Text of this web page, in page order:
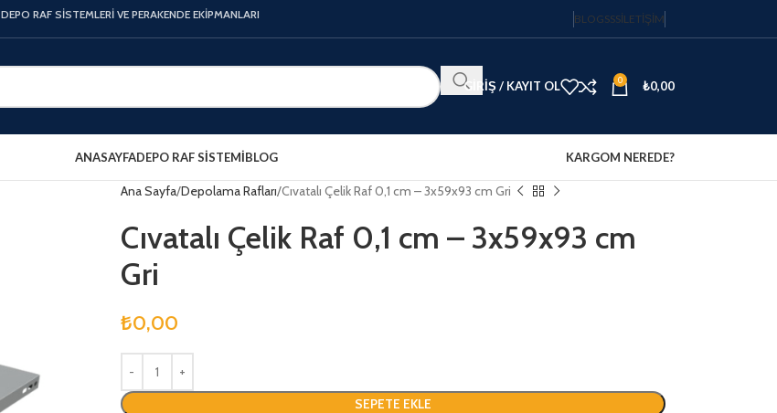
DEPO RAF SİSTEMLERİ VE PERAKENDE EKİPMANLARI BLOGSSSİLETIŞIM
GIRIŞ / KAYIT OL 0 ₺0,00
ANASAYFADEPO RAF SISTEMIBLOG KARGOM NEREDE?
Ana Sayfa Depolama Rafları Cıvatalı Çelik Raf 0,1 cm – 3x59x93 cm Gri
Cıvatalı Çelik Raf 0,1 cm – 3x59x93 cm
Gri
₺0,00
SEPETE EKLE